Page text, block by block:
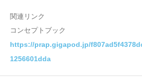
関連リンク
コンセプトブック
https://prap.gigapod.jp/
1256601dda